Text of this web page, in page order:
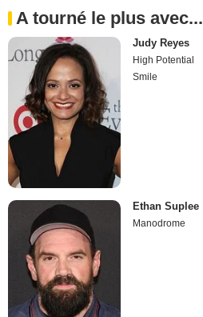
A tourné le plus avec...
Judy Reyes
High Potential
Smile
Ethan Suplee
Manodrome